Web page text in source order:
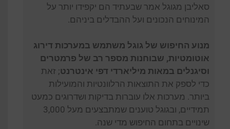
סאליבן מגוגל אמר שבעתיד הם יקפידו יותר על
המינוחים הנכונים ועל ההבדלים ביניהם.
מנוע החיפוש של גוגל משתמש במערכות דירוג
אוטומטיות, שבוחנות מספר רב של פרמטרים
וסיגנלים במאות מיליארדי דפי אינטרנט; זאת
כדי לספק את התוצאות הרלוונטיות והמועילות
ביותר. מערכות אלו עוברות בדיקות ושדרוגים כמעט
תמידיים, ובגוגל טוענים שמתבצעים מעל 3,000
שינויים בתחום החיפוש מדי שנה.